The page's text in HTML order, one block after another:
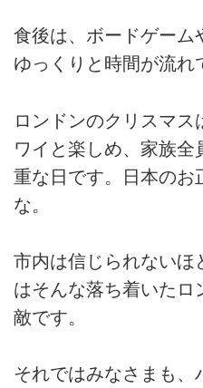
食後は、ボードゲーム
ゆっくりと時間が流れ
ロンドンのクリスマス
ワイと楽しめ、家族全
重な日です。日本のお
な。
市内は信じられないほ
はそんな落ち着いたロ
敵です。
それではみなさまも、